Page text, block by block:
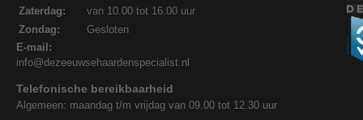
Zaterdag:
van 10.00 tot 16.00 uur
Zondag:
Gesloten
E-mail:
info@dezeeuwsehaardenspecialist.nl
Telefonische bereikbaarheid
Algemeen: maandag t/m vrijdag van 09.00 tot 12.30 uur